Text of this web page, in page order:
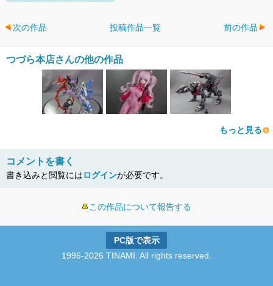
次の作品 投稿作品一覧 前の作品
つづら本店さんの他の作品
もっと見る
コメントを書く
書き込みと閲覧にはログインが必要です。
この作品について報告する
PC版で表示
1996-2026 TINAMI. All rights reserved.